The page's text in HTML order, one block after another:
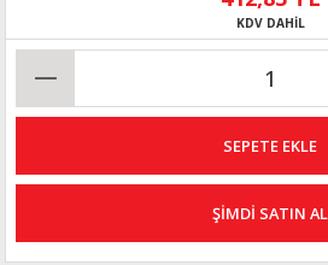
KDV DAHİL
SEPETE EKLE
ŞİMDİ SATIN AL